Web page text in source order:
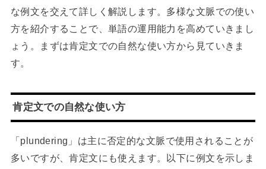
な例文を交えて詳しく解説します。多様な文脈での使い
方を紹介することで、単語の運用能力を高めていきまし
ょう。まずは肯定文での自然な使い方から見ていきま
す。
肯定文での自然な使い方
「plundering」は主に否定的な文脈で使用されることが
多いですが、肯定文にも使えます。以下に例文を示しま